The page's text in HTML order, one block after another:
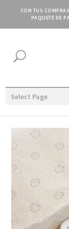
CON TUS
PAQUETE DE
U
Select Page